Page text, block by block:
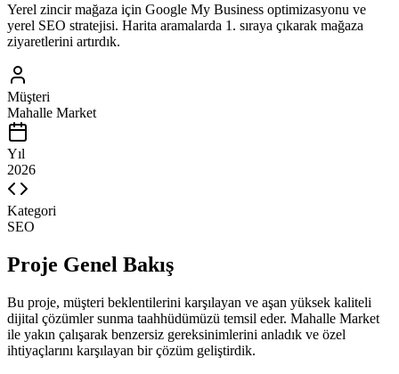
Yerel zincir mağaza için Google My Business optimizasyonu ve
yerel SEO stratejisi. Harita aramalarda 1. sıraya çıkarak mağaza
ziyaretlerini artırdık.
Müşteri
Mahalle Market
Yıl
2026
Kategori
SEO
Proje Genel Bakış
Bu proje, müşteri beklentilerini karşılayan ve aşan yüksek kaliteli
dijital çözümler sunma taahhüdümüzü temsil eder. Mahalle Market
ile yakın çalışarak benzersiz gereksinimlerini anladık ve özel
ihtiyaçlarını karşılayan bir çözüm geliştirdik.